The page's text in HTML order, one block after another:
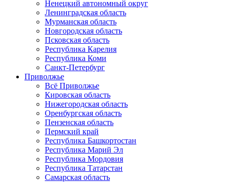
Ненецкий автономный округ
Ленинградская область
Мурманская область
Новгородская область
Псковская область
Республика Карелия
Республика Коми
Санкт-Петербург
Приволжье
Всё Приволжье
Кировская область
Нижегородская область
Оренбургская область
Пензенская область
Пермский край
Республика Башкортостан
Республика Марий Эл
Республика Мордовия
Республика Татарстан
Самарская область